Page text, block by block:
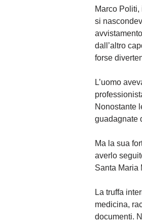
Marco
si
dall’altro
forse
L’uomo
Nonostante
guadagnate
Ma la sua
averlo
Santa Maria
La truffa
medicina,
documenti.